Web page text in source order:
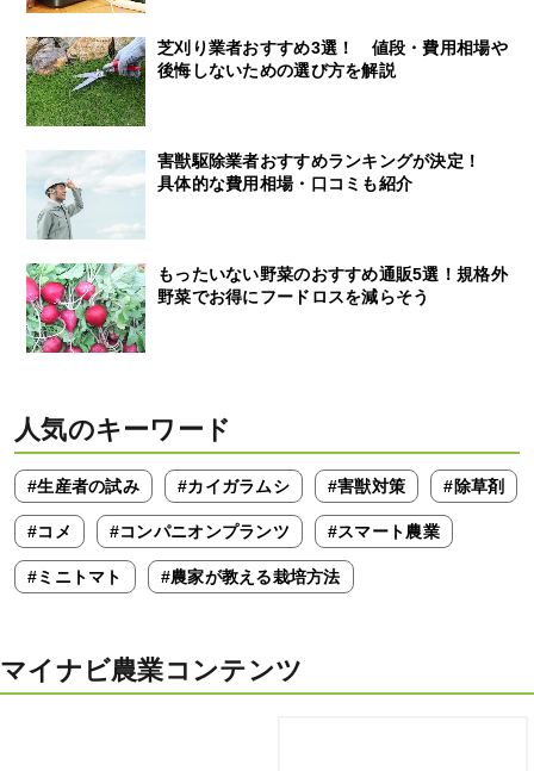
芝刈り業者おすすめ3選！ 値段・費用相場や
後悔しないための選び方を解説
害獣駆除業者おすすめランキングが決定！
具体的な費用相場・口コミも紹介
もったいない野菜のおすすめ通販5選！規格外
野菜でお得にフードロスを減らそう
人気のキーワード
#生産者の試み #カイガラムシ #害獣対策 #除草剤
#コメ #コンパニオンプランツ #スマート農業
#ミニトマト #農家が教える栽培方法
マイナビ農業コンテンツ